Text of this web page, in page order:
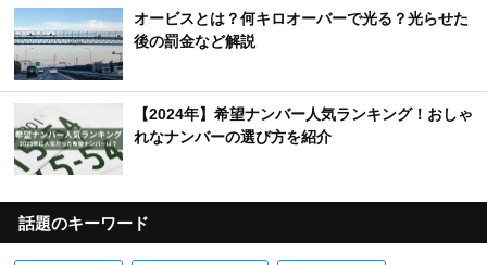
オービスとは？何キロオーバーで光る？光らせた
後の罰金など解説
【2024年】希望ナンバー人気ランキング！おしゃ
れなナンバーの選び方を紹介
話題のキーワード